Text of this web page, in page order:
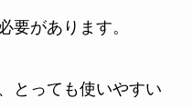
要があります。
とっても使いやすい